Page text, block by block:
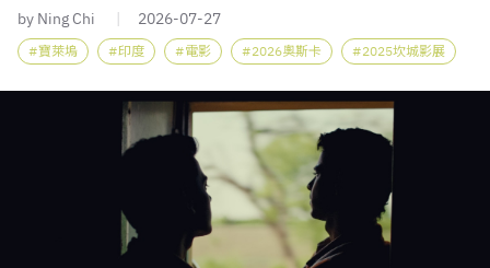
by Ning Chi 2026-07-27
寶萊塢 印度 電影 2026奧斯卡 2025坎城影展